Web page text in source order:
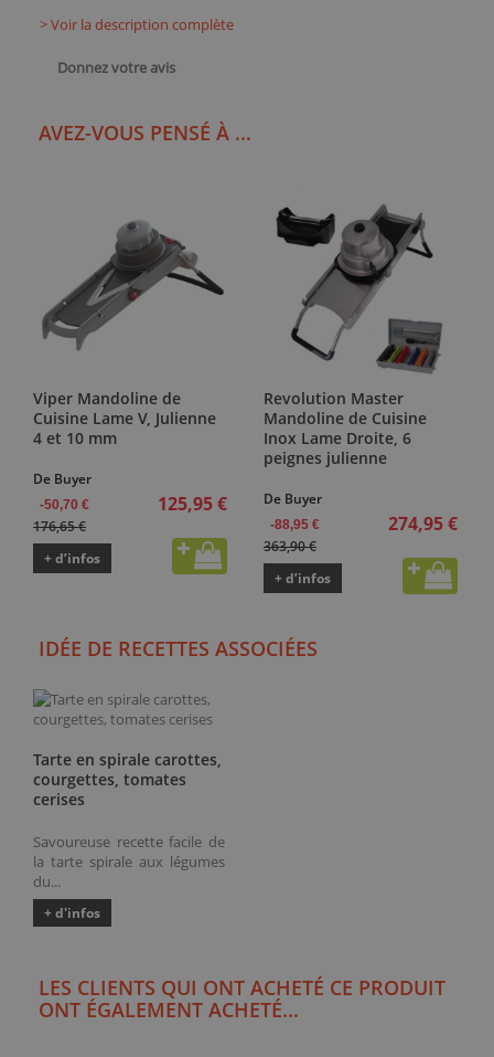
> Voir la description complète
Donnez votre avis
AVEZ-VOUS PENSÉ À ...
Viper Mandoline de
Cuisine Lame V, Julienne
4 et 10 mm
De Buyer
-50,70 €
176,65 €
125,95 €
+ d’infos
Revolution Master
Mandoline de Cuisine
Inox Lame Droite, 6
peignes julienne
De Buyer
-88,95 €
363,90 €
274,95 €
+ d’infos
IDÉE DE RECETTES ASSOCIÉES
Tarte en spirale carottes,
courgettes, tomates
cerises
Savoureuse recette facile de
la tarte spirale aux légumes
du...
+ d'infos
LES CLIENTS QUI ONT ACHETÉ CE PRODUIT
ONT ÉGALEMENT ACHETÉ...